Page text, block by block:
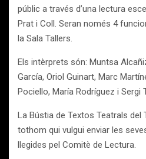
públic a través d’una lectura
Prat i Coll. Seran només 4
la Sala Tallers.
Els intèrprets són: Muntsa
García, Oriol Guinart, Marc
Pociello, María Rodríguez i Sergi
La Bústia de Textos Teatrals del
tothom qui vulgui enviar les
llegides pel Comitè de Lectura.